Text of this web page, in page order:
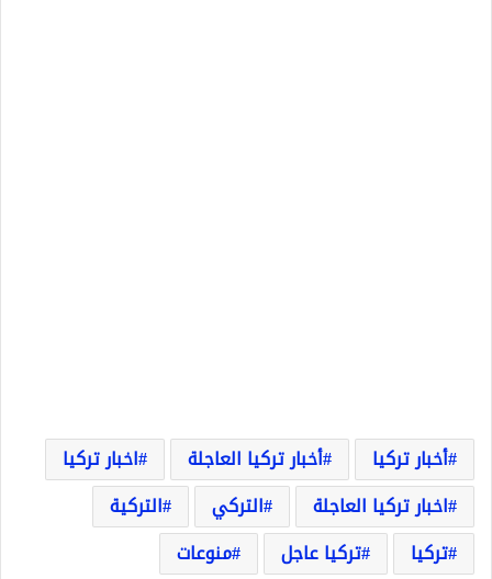
أخبار تركيا أخبار تركيا العاجلة
اخبار تركيا
اخبار تركيا العاجلة
التركي
التركية
تركيا
تركيا عاجل منوعات